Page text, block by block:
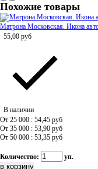
Похожие товары
Матрона Московская. Икона
55,00 руб
В наличии
От 25 000 : 54,45 руб
От 35 000 : 53,90 руб
От 50 000 : 53,35 руб
Количество: уп.